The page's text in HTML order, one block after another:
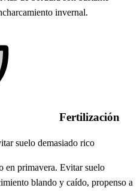
invernal.
Fertilización
suelo demasiado rico
en primavera. Evitar suelo
blando y caído, propenso a